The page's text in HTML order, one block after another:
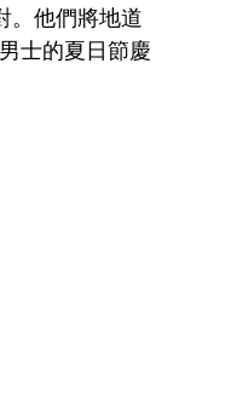
。他們將地道
士的夏日節慶